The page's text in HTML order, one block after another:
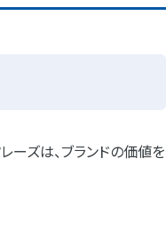
ーズは、ブランドの価値を